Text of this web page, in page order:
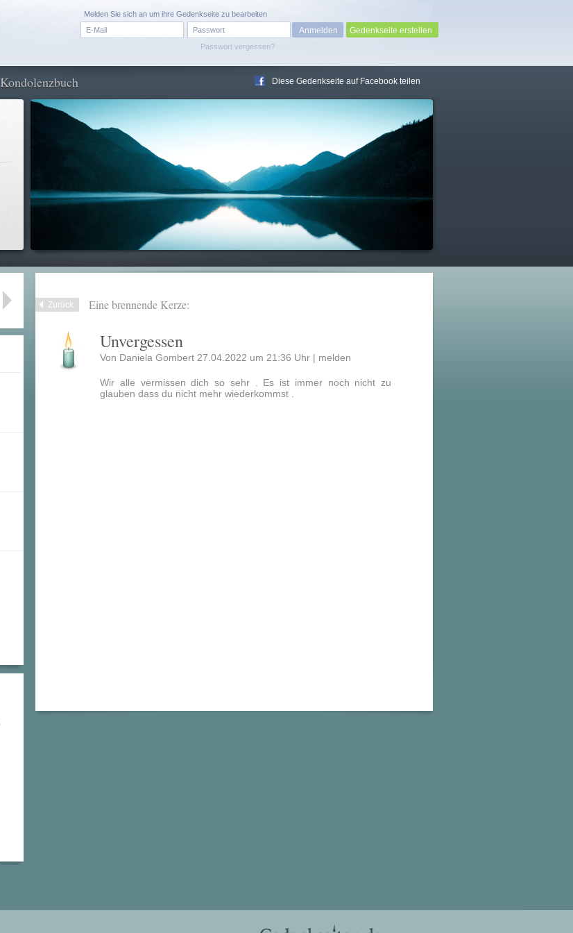
Passwort vergessen?
Melden Sie sich an um ihre Gedenkseite zu bearbeiten
Gedenkseite erstellen
Kondolenzbuch Diese Gedenkseite auf Facebook teilen
Zurück Eine brennende Kerze:
Unvergessen
Von Daniela Gombert 27.04.2022 um 21:36 Uhr | melden
Wir alle vermissen dich so sehr . Es ist immer noch nicht zu
glauben dass du nicht mehr wiederkommst .